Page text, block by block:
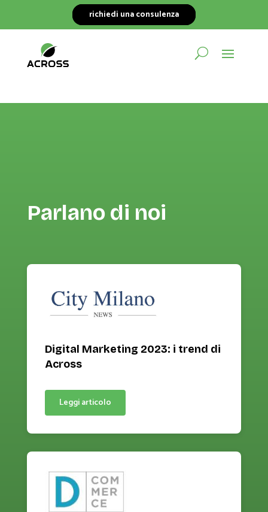
richiedi una consulenza
Parlano di noi
Digital Marketing 2023: i trend di
Across
Leggi articolo